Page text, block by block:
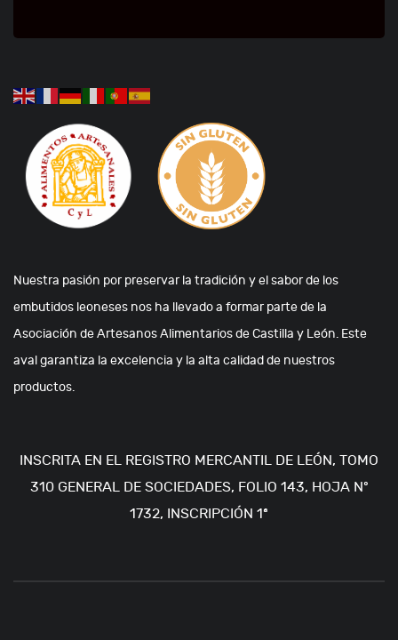
Nuestra pasión por preservar la tradición y el sabor de los
embutidos leoneses nos ha llevado a formar parte de la
Asociación de Artesanos Alimentarios de Castilla y León. Este
aval garantiza la excelencia y la alta calidad de nuestros
productos.
INSCRITA EN EL REGISTRO MERCANTIL DE LEÓN, TOMO
310 GENERAL DE SOCIEDADES, FOLIO 143, HOJA Nº
1732, INSCRIPCIÓN 1ª